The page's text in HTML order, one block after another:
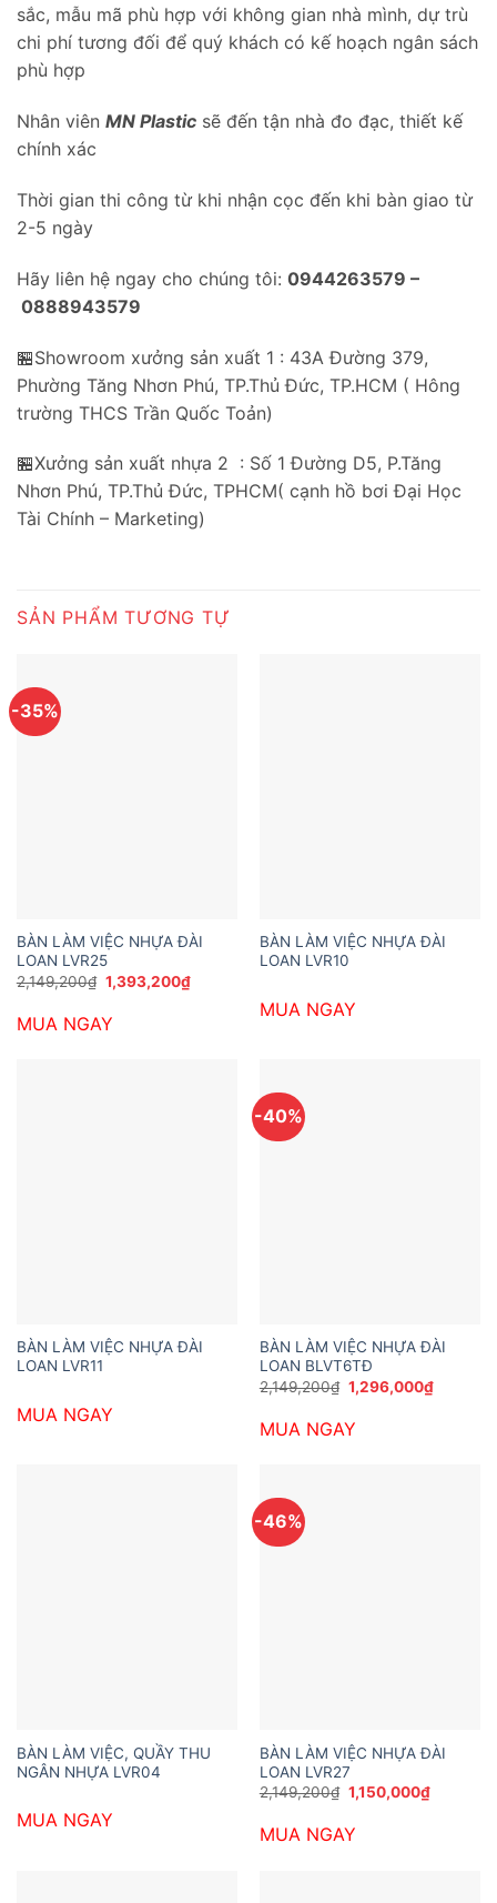
sắc, mẫu mã phù hợp với không gian nhà mình, dự trù
chi phí tương đối để quý khách có kế hoạch ngân sách
phù hợp
Nhân viên MN Plastic sẽ đến tận nhà đo đạc, thiết kế
chính xác
Thời gian thi công từ khi nhận cọc đến khi bàn giao từ
2-5 ngày
Hãy liên hệ ngay cho chúng tôi: 0944263579 –
0888943579
🏪Showroom xưởng sản xuất 1 : 43A Đường 379,
Phường Tăng Nhơn Phú, TP.Thủ Đức, TP.HCM ( Hông
trường THCS Trần Quốc Toản)
🏪Xưởng sản xuất nhựa 2 : Số 1 Đường D5, P.Tăng
Nhơn Phú, TP.Thủ Đức, TPHCM( cạnh hồ bơi Đại Học
Tài Chính – Marketing)
SẢN PHẨM TƯƠNG TỰ
-35%
BÀN LÀM VIỆC NHỰA ĐÀI
LOAN LVR25
2,149,200₫ Giá
gốc
2,149,200₫.
1,393,200₫Giá
hiện
MUA NGAY
BÀN LÀM VIỆC NHỰA ĐÀI
LOAN LVR10
MUA NGAY
BÀN LÀM VIỆC NHỰA ĐÀI
LOAN LVR11
MUA NGAY
-40%
BÀN LÀM VIỆC NHỰA ĐÀI
LOAN BLVT6TĐ
2,149,200₫ Giá
gốc
2,149,200₫.
1,296,000₫Giá
hiện
MUA NGAY
BÀN LÀM VIỆC, QUẦY THU
NGÂN NHỰA LVR04
MUA NGAY
-46%
BÀN LÀM VIỆC NHỰA ĐÀI
LOAN LVR27
2,149,200₫ Giá
gốc
2,149,200₫.
1,150,000₫Giá
hiện
MUA NGAY